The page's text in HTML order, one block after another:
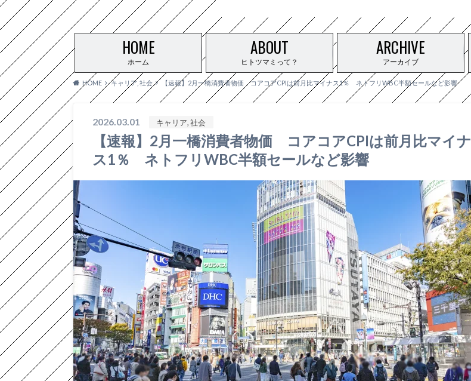
ホーム
HOME
ヒトツマミって？
ABOUT
アーカイブ
ARCHIVE
HOME キャリア, 社会 【速報】2月一橋消費者物価 コアコアCPIは前月比マイナス1％ ネトフリWBC半額セールなど影響
2026.03.01 キャリア, 社会
【速報】2月一橋消費者物価 コアコアCPIは前月比マイナ
ス1％ ネトフリWBC半額セールなど影響